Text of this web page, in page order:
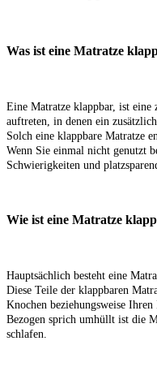
Was ist eine Matratze
Eine Matratze klappbar, ist eine
auftreten, in denen ein
Solch eine klappbare Matratze
Wenn Sie einmal nicht genutzt
Schwierigkeiten und
Wie ist eine Matratze
Hauptsächlich besteht eine
Diese Teile der klappbaren
Knochen beziehungsweise
Bezogen sprich umhüllt ist die
schlafen.